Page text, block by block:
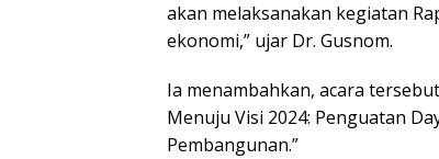
akan melaksanakan kegiatan
ekonomi,” ujar Dr. Gusnom.
Ia menambahkan, acara
Menuju Visi 2024: Penguatan
Pembangunan.”